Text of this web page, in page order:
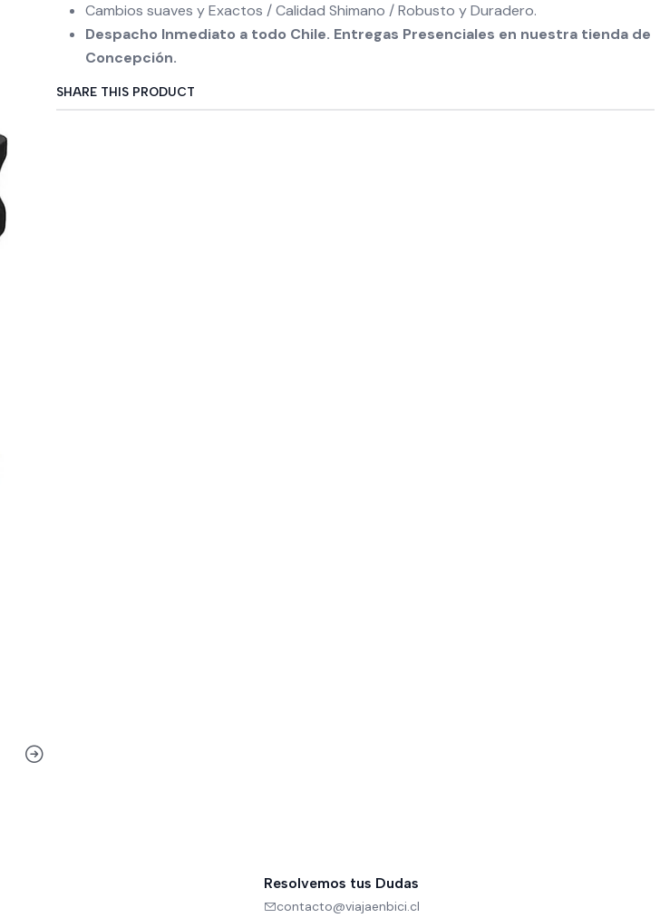
Cambios suaves y Exactos / Calidad Shimano / Robusto y Duradero.
Despacho Inmediato a todo Chile. Entregas Presenciales en nuestra tienda de
Concepción.
SHARE THIS PRODUCT
Resolvemos tus Dudas
contacto@viajaenbici.cl